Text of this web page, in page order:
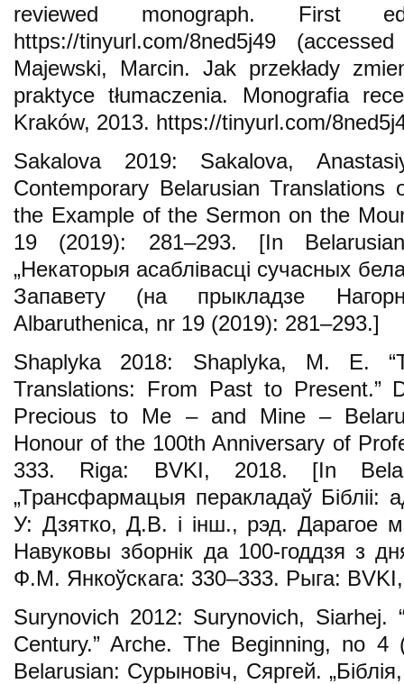
reviewed monograph. First
https://tinyurl.com/8ned5j49
Majewski, Marcin. Jak przekłady
praktyce tłumaczenia. Monografia
Kraków, 2013. https://tinyurl.com/
Sakalova 2019: Sakalova,
Contemporary Belarusian
the Example of the Sermon on the
19 (2019): 281–293. [In
„Некаторыя асаблівасці сучасных
Запавету (на прыкладзе
Albaruthenica, nr 19 (2019): 281–293.]
Shaplyka 2018: Shaplyka, M. E.
Translations: From Past to Present.”
Precious to Me – and Mine –
Honour of the 100th Anniversary of
333. Riga: BVKI, 2018. [In
„Трансфармацыя перакладаў Бібліі:
У: Дзятко, Д.В. і інш., рэд. Дарагое
Навуковы зборнік да 100-годдзя з
Ф.М. Янкоўскага: 330–333. Рыга:
Surynovich 2012: Surynovich, Siarhej.
Century.” Arche. The Beginning, no
Belarusian: Сурыновіч, Сяргей.